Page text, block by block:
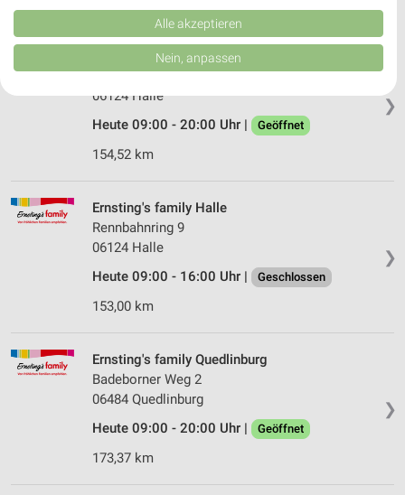
❯
Ernsting's family Halle
Zollrain 9
06124 Halle
Heute 09:00 - 20:00 Uhr |
Geöffnet
154,52 km
❯
Ernsting's family Halle
Rennbahnring 9
06124 Halle
Heute 09:00 - 16:00 Uhr |
Geschlossen
153,00 km
❯
Ernsting's family Quedlinburg
Badeborner Weg 2
06484 Quedlinburg
Heute 09:00 - 20:00 Uhr |
Geöffnet
173,37 km
Kombinationen von Daten aus verschiedenen Quellen. Entwicklung und
Verbesserung der Angebote. Verwendung reduzierter Daten zur Auswahl
von Inhalten.
Daten können außerhalb der Europäischen Union weitergegeben und in die
Website/App.
Partnerliste anzeigen (1 IAB-Anbieter)
Wir nutzen Ihre Daten für folgende Zwecke:
Speichern von oder Zugriff auf Informationen
auf einem Endgerät
Verwendung reduzierter Daten zur Auswahl von
Erstellung von Profilen für personalisierte
Verwendung von Profilen zur Auswahl
personalisierter Werbung
Erstellung von Profilen zur Personalisierung
von Inhalten
Verwendung von Profilen zur Auswahl
Alle akzeptieren
Nein, anpassen